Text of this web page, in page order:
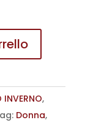
INVERNO,
Donna,